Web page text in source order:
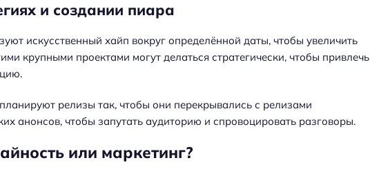
и создании пиара
искусственный хайп вокруг определённой даты, чтобы увеличить
крупными проектами могут делаться стратегически, чтобы привлечь
релизы так, чтобы они перекрывались с релизами
анонсов, чтобы запутать аудиторию и спровоцировать разговоры.
или маркетинг?